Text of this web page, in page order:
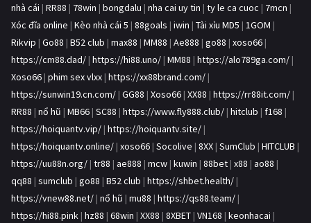
nhà cái | RR88 | 78win | bongdalu | nha cai uy tin | ty le ca cuoc | 7mcn |
Xóc đĩa online | Kèo nhà cái 5 | 88goals | iwin | Tài xỉu MD5 | 1GOM |
Rikvip | Go88 | B52 club | max88 | MM88 | Ae888 | go88 | xoso66 |
https://cm88.dad/ | https://hi88.uno/ | MM88 | https://alo789ga.com/ |
Xoso66 | phim sex vlxx | https://xx88brand.com/ |
https://sunwin19.cn.com/ | GG88 | Xoso66 | XX88 | https://rr88it.com/ |
RR88 | nổ hũ | MB66 | SC88 | https://www.fly888.club/ | hitclub | f168 |
https://hoiquantv.vip/ | https://hoiquantv.site/ |
https://hoiquantv.online/ | xoso66 | Socolive | 8XX | SumClub | HITCLUB |
https://uu88n.org/ | tr88 | ae888 | mcw | kuwin | 88bet | x88 | ao88 |
qq88 | sumclub | go88 | B52 club | https://shbet.health/ |
https://vnew88.net/ | nổ hũ | mu88 | https://qs88.team/ |
https://hi88.pink | hz88 | 68win | XX88 | 8XBET | VN168 | keonhacai |